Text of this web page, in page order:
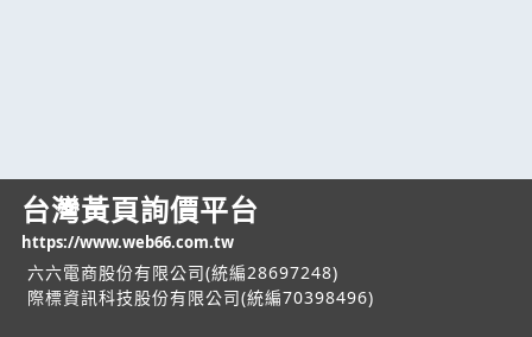
台灣黃頁詢價平台
https://www.web66.com.tw
六六電商股份有限公司(統編28697248)
際標資訊科技股份有限公司(統編70398496)